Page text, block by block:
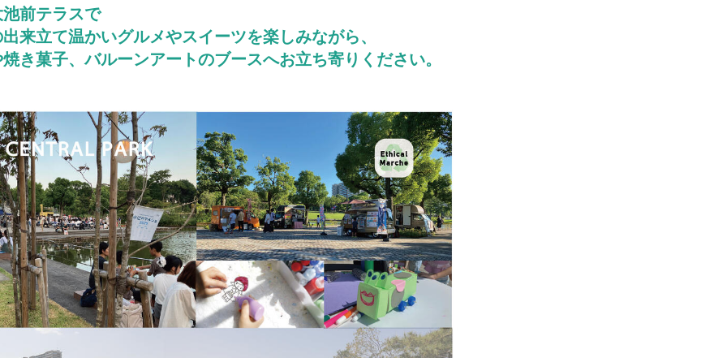
前テラスで
来立て温かいグルメやスイーツを楽しみながら、
き菓子、バルーンアートのブースへお立ち寄りください。